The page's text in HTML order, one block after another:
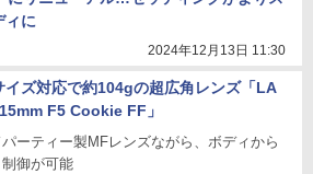
ィに
2024年12月13日 11:30
イズ対応で約104gの超広角レンズ「LA
F5 Cookie FF」
ーティー製MFレンズながら、ボディから
御が可能